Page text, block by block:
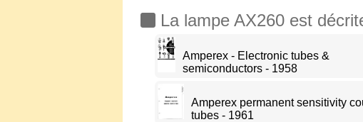
La lampe AX260 est
Amperex - Electronic tubes &
semiconductors - 1958
Amperex permanent sensitivity
tubes - 1961